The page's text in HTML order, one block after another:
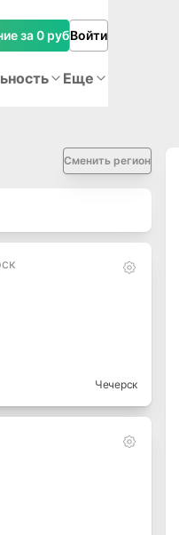
за 0 рубВойти
Еще
Сменить регион
Чечерск